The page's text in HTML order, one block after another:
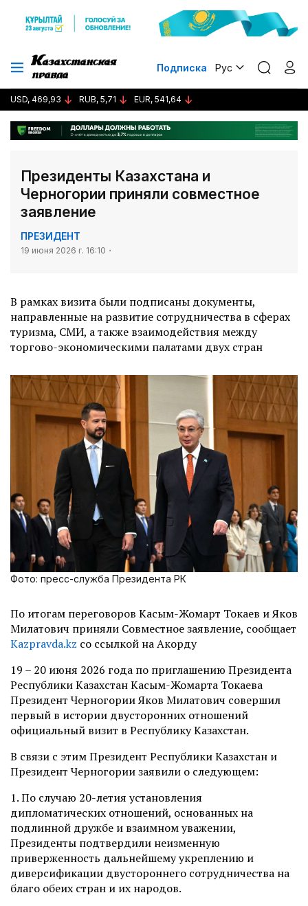
Подписка Рус
USD, 469,93 RUB, 5,71 EUR, 541,64
Президенты Казахстана и
Черногории приняли совместное
заявление
ПРЕЗИДЕНТ
19 июня 2026 г. 16:10
В рамках визита были подписаны документы,
направленные на развитие сотрудничества в сферах
туризма, СМИ, а также взаимодействия между
торгово-экономическими палатами двух стран
Фото: пресс-служба Президента РК
По итогам переговоров Касым-Жомарт Токаев и Яков
Милатович приняли Совместное заявление, сообщает
Kazpravda.kz со ссылкой на Акорду
19 – 20 июня 2026 года по приглашению Президента
Республики Казахстан Касым-Жомарта Токаева
Президент Черногории Яков Милатович совершил
первый в истории двусторонних отношений
официальный визит в Республику Казахстан.
В связи с этим Президент Республики Казахстан и
Президент Черногории заявили о следующем:
1. По случаю 20-летия установления
дипломатических отношений, основанных на
подлинной дружбе и взаимном уважении,
Президенты подтвердили неизменную
приверженность дальнейшему укреплению и
диверсификации двустороннего сотрудничества на
благо обеих стран и их народов.